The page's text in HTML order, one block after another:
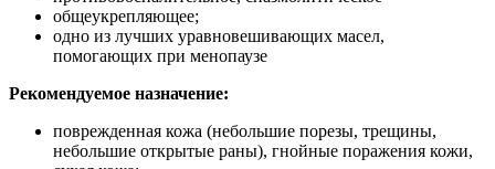
общеукрепляющее;
одно из лучших уравновешивающих масел,
помогающих при менопаузе
Рекомендуемое назначение:
поврежденная кожа (небольшие порезы, трещины,
небольшие открытые раны), гнойные поражения кожи,